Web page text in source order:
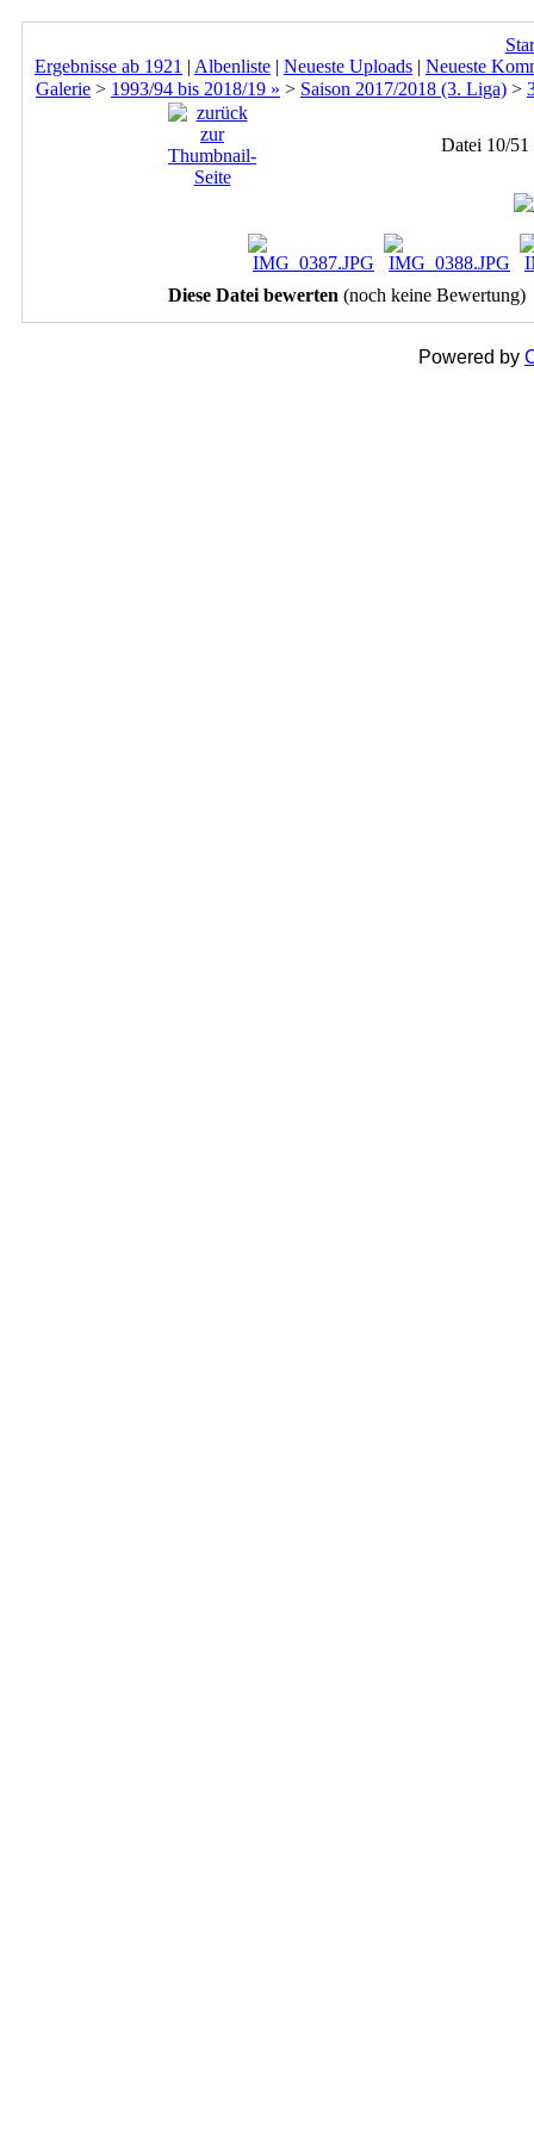
Ergebnisse ab 1921 | Albenliste | Neueste Uploads | Neueste
Galerie > 1993/94 bis 2018/19 » > Saison 2017/2018 (3. Liga) >
Datei 10/51
Diese Datei bewerten (noch keine Bewertung)
Powered by